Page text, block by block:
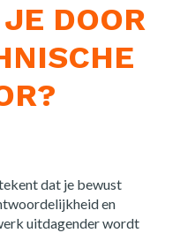
DOOR
dat je bewust
en
uitdagender wordt